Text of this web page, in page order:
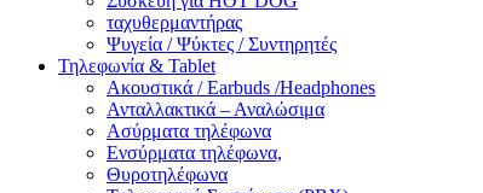
ταχυθερμαντήρας
Ψυγεία / Ψύκτες / Συντηρητές
Τηλεφωνία & Tablet
Ακουστικά / Earbuds /Headphones
Ανταλλακτικά – Αναλώσιμα
Ασύρματα τηλέφωνα
Ενσύρματα τηλέφωνα,
Θυροτηλέφωνα